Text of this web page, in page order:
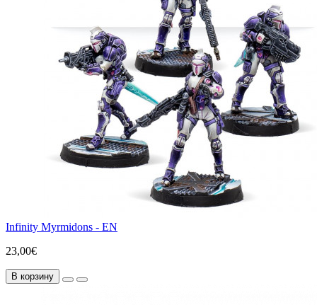
Infinity Myrmidons - EN
23,00€
В корзину